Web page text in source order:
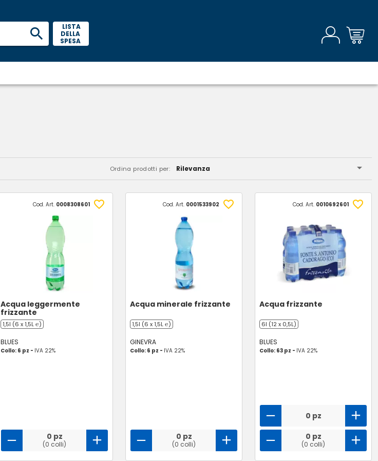
LISTA
DELLA
SPESA
Ordina prodotti per: Rilevanza
Cod. Art. 0008308601
Acqua leggermente
frizzante
1,5l (6 x 1,5L ℮)
BLUES
Collo: 6 pz - IVA 22%
0 pz
(0 colli)
Cod. Art. 0001533902
Acqua minerale frizzante
1,5l (6 x 1,5L ℮)
GINEVRA
Collo: 6 pz - IVA 22%
0 pz
(0 colli)
Cod. Art. 0010692601
Acqua frizzante
6l (12 x 0,5L)
BLUES
Collo: 63 pz - IVA 22%
0 pz
0 pz
(0 colli)